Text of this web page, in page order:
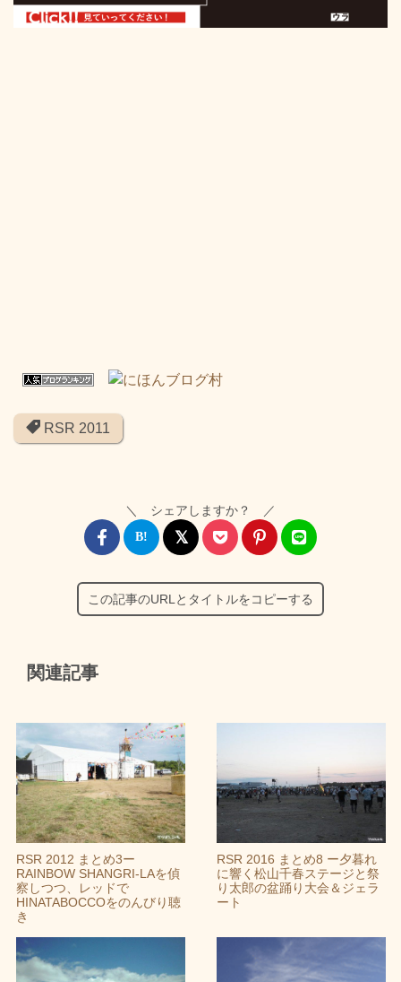
RSR 2011
＼ シェアしますか？ ／
この記事のURLとタイトルをコピーする
関連記事
RSR 2012 まとめ3ー
RAINBOW SHANGRI-LAを偵
察しつつ、レッドで
HINATABOCCOをのんびり聴
き
RSR 2016 まとめ8 ー夕暮れ
に響く松山千春ステージと祭
り太郎の盆踊り大会＆ジェラ
ート